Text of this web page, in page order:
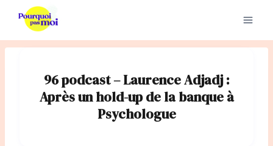
contenu
96 podcast – Laurence Adjadj :
Après un hold-up de la banque à
Psychologue